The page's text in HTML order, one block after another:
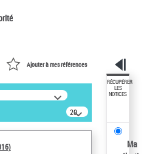
Ajouter à mes références
20
résultats/page
RÉCUPÉRER
LES
NOTICES
Ma